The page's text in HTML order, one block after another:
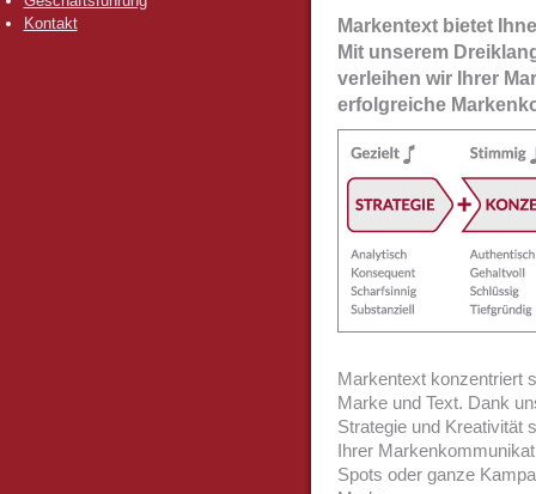
Markentext bietet
Mit unserem
verleihen wir Ihrer
erfolgreiche
Markentext konzentriert
Marke und Text. Dank
Strategie und Kreativität
Ihrer
Spots oder ganze
Kontakt